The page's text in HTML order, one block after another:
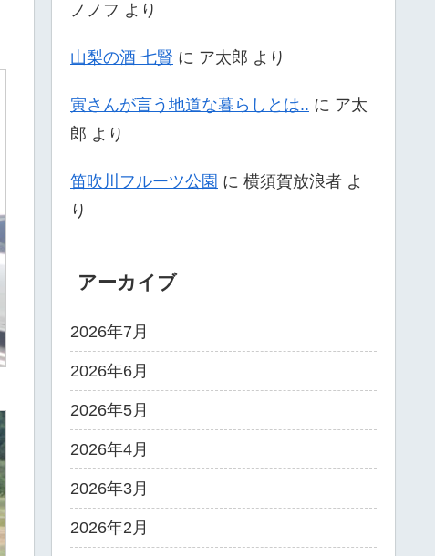
ノノフ より
山梨の酒 七賢 に ア太郎 より
寅さんが言う地道な暮らしとは.. に ア太
郎 より
笛吹川フルーツ公園 に 横須賀放浪者 よ
り
アーカイブ
2026年7月
2026年6月
2026年5月
2026年4月
2026年3月
2026年2月